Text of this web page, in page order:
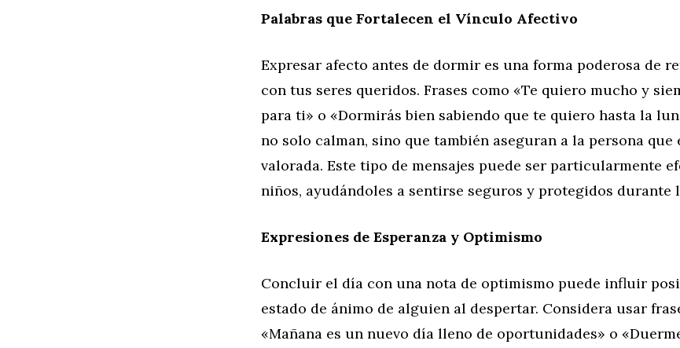
Palabras que Fortalecen el Vínculo Afectivo
Expresar afecto antes de dormir es una forma poderosa de
con tus seres queridos. Frases como «Te quiero mucho y
para ti» o «Dormirás bien sabiendo que te quiero hasta la
no solo calman, sino que también aseguran a la persona que
valorada. Este tipo de mensajes puede ser particularmente
niños, ayudándoles a sentirse seguros y protegidos durante
Expresiones de Esperanza y Optimismo
Concluir el día con una nota de optimismo puede influir
estado de ánimo de alguien al despertar. Considera usar
«Mañana es un nuevo día lleno de oportunidades» o